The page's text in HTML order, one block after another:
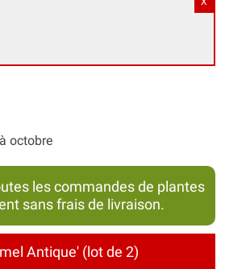
octobre
les commandes de plantes
sans frais de livraison.
Antique' (lot de 2)